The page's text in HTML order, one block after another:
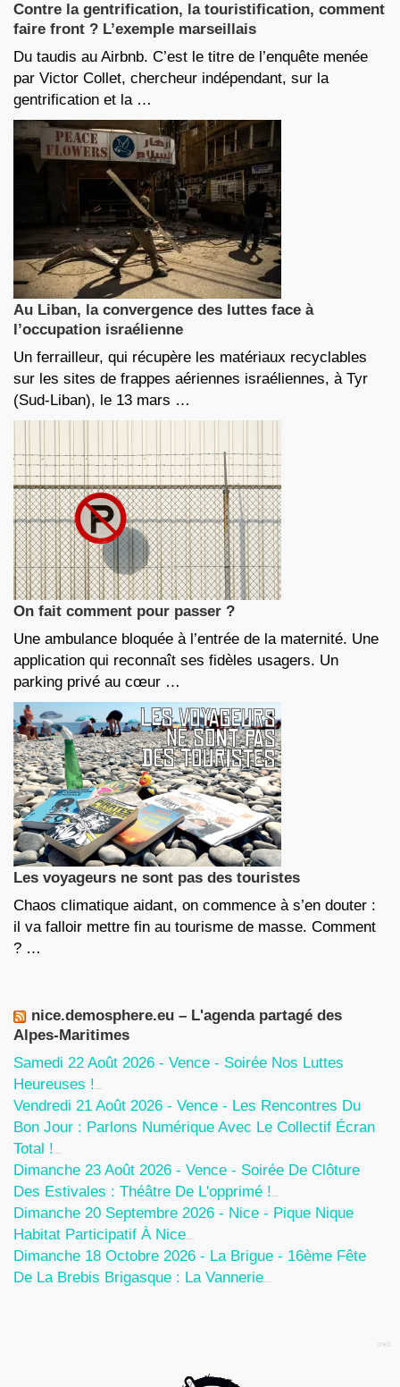
Contre la gentrification, la touristification, comment
faire front ? L’exemple marseillais
Du taudis au Airbnb. C’est le titre de l’enquête menée
par Victor Collet, chercheur indépendant, sur la
gentrification et la …
Au Liban, la convergence des luttes face à
l’occupation israélienne
Un ferrailleur, qui récupère les matériaux recyclables
sur les sites de frappes aériennes israéliennes, à Tyr
(Sud-Liban), le 13 mars …
On fait comment pour passer ?
Une ambulance bloquée à l’entrée de la maternité. Une
application qui reconnaît ses fidèles usagers. Un
parking privé au cœur …
Les voyageurs ne sont pas des touristes
Chaos climatique aidant, on commence à s’en douter :
il va falloir mettre fin au tourisme de masse. Comment
? …
nice.demosphere.eu – L'agenda partagé des
Alpes-Maritimes
Samedi 22 Août 2026 - Vence - Soirée Nos Luttes
Heureuses !
Vendredi 21 Août 2026 - Vence - Les Rencontres Du
Bon Jour : Parlons Numérique Avec Le Collectif Écran
Total !
Dimanche 23 Août 2026 - Vence - Soirée De Clôture
Des Estivales : Théâtre De L'opprimé !
Dimanche 20 Septembre 2026 - Nice - Pique Nique
Habitat Participatif À Nice
Dimanche 18 Octobre 2026 - La Brigue - 16ème Fête
De La Brebis Brigasque : La Vannerie